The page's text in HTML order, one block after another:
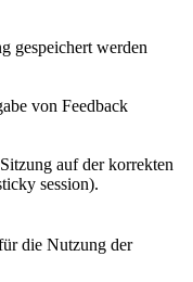
gespeichert werden
von Feedback
auf der korrekten
session).
die Nutzung der